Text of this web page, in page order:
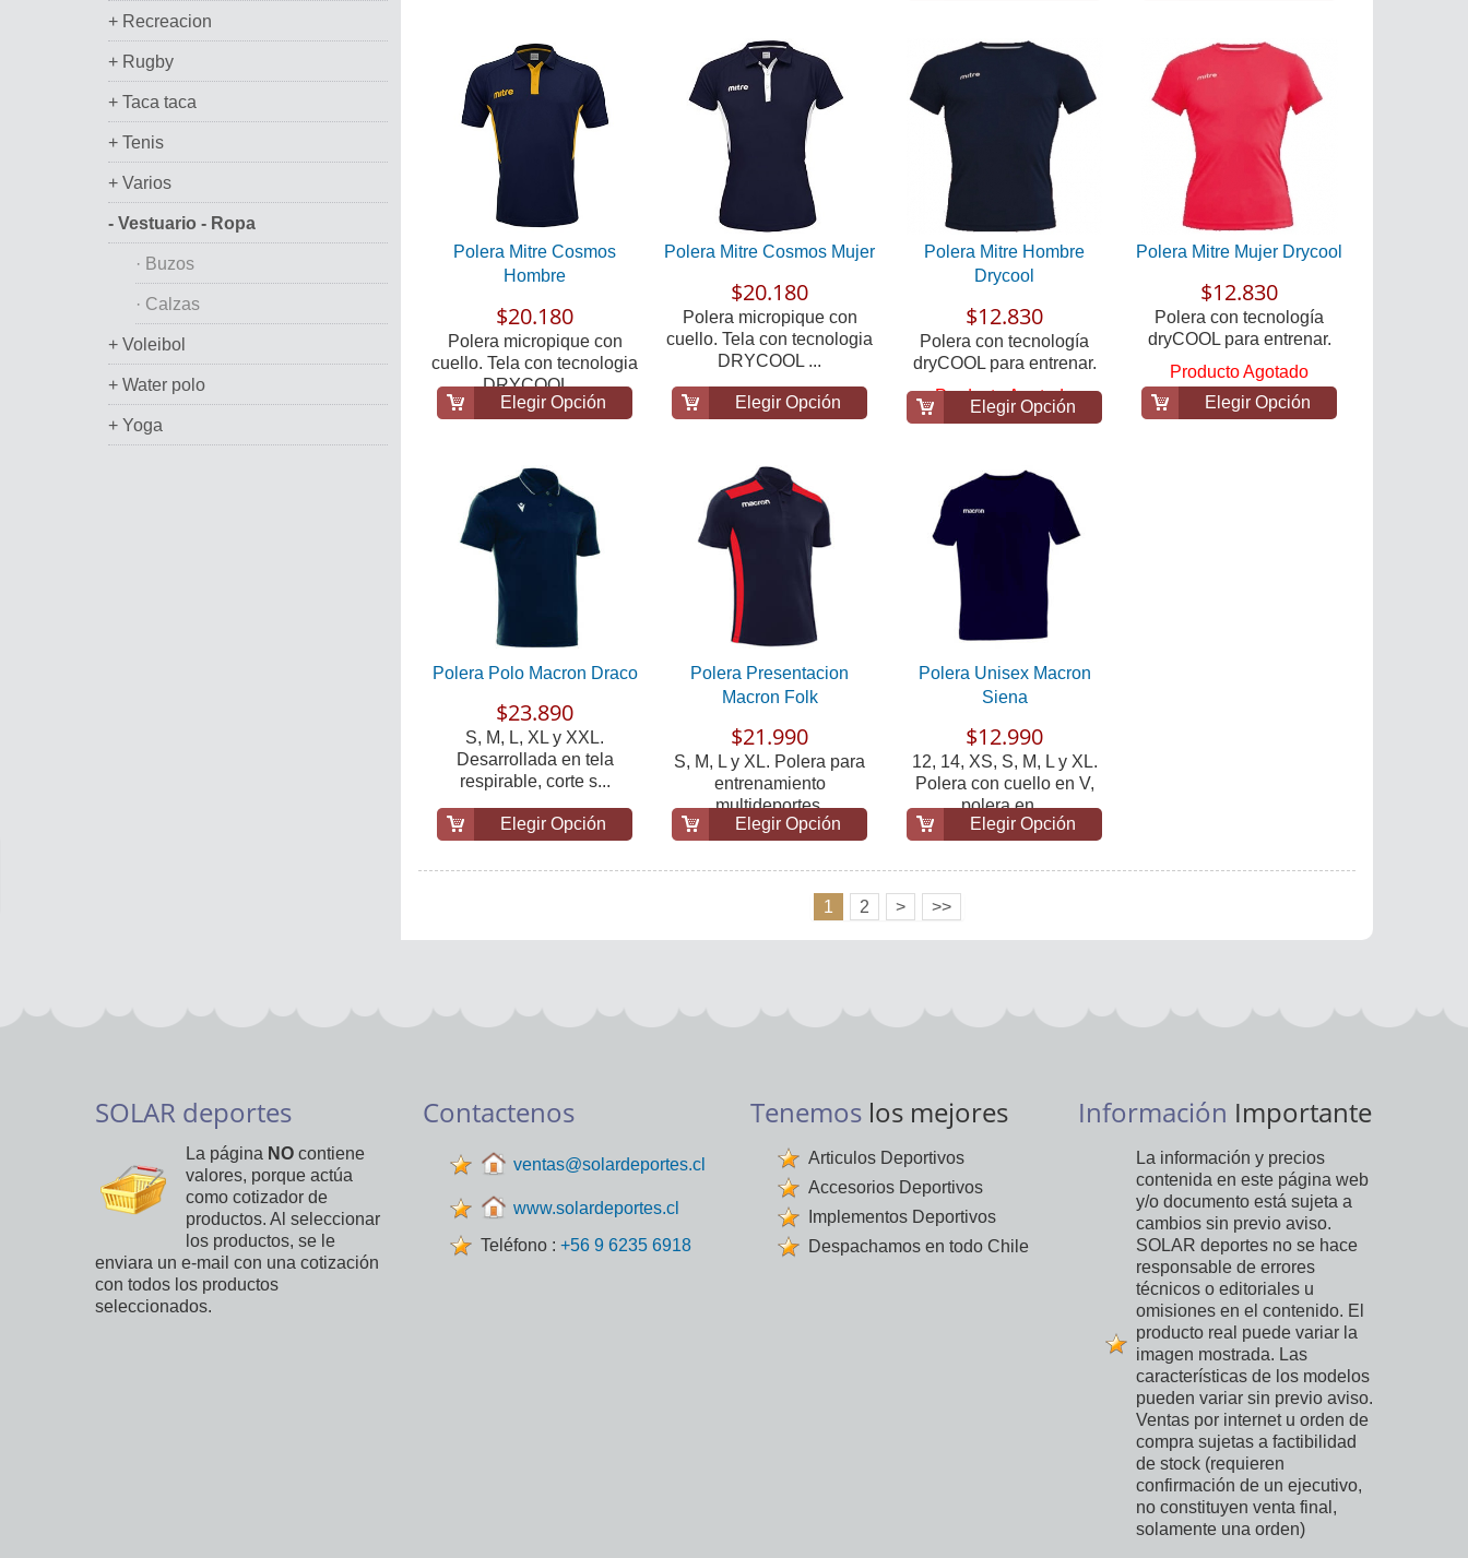
+ Recreacion
+ Rugby
+ Taca taca
+ Tenis
+ Varios
- Vestuario - Ropa
· Buzos
· Calzas
+ Voleibol
+ Water polo
+ Yoga
Polera Mitre Cosmos
Hombre
$20.180
Polera micropique con
cuello. Tela con tecnologia
DRYCOOL ...
Elegir Opción
Polera Mitre Cosmos Mujer
$20.180
Polera micropique con
cuello. Tela con tecnologia
DRYCOOL ...
Elegir Opción
Polera Mitre Hombre
Drycool
$12.830
Polera con tecnología
dryCOOL para entrenar.
Producto Agotado
Elegir Opción
Polera Mitre Mujer Drycool
$12.830
Polera con tecnología
dryCOOL para entrenar.
Producto Agotado
Elegir Opción
Polera Polo Macron Draco
$23.890
S, M, L, XL y XXL.
Desarrollada en tela
respirable, corte s...
Elegir Opción
Polera Presentacion
Macron Folk
$21.990
S, M, L y XL. Polera para
entrenamiento
multideportes.
Elegir Opción
Polera Unisex Macron
Siena
$12.990
12, 14, XS, S, M, L y XL.
Polera con cuello en V,
polera en...
Elegir Opción
1 2 > >>
SOLAR deportes
La página NO contiene
valores, porque actúa
como cotizador de
productos. Al seleccionar
los productos, se le
enviara un e-mail con una cotización
con todos los productos
seleccionados.
Contactenos
ventas@solardeportes.cl
www.solardeportes.cl
Teléfono : +56 9 6235 6918
Tenemos los mejores
Articulos Deportivos
Accesorios Deportivos
Implementos Deportivos
Despachamos en todo Chile
Información Importante
La información y precios
contenida en este página web
y/o documento está sujeta a
cambios sin previo aviso.
SOLAR deportes no se hace
responsable de errores
técnicos o editoriales u
omisiones en el contenido. El
producto real puede variar la
imagen mostrada. Las
características de los modelos
pueden variar sin previo aviso.
Ventas por internet u orden de
compra sujetas a factibilidad
de stock (requieren
confirmación de un ejecutivo,
no constituyen venta final,
solamente una orden)